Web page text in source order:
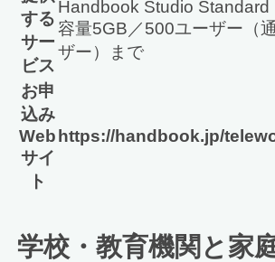
する
サー
ビス
Handbook Studio Standard
容量5GB／500ユーザー（
ザー）まで
お申
込み
Web
サイ
ト
https://handbook.jp/
学校・教育機関と家